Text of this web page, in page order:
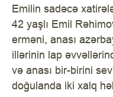
Emilin sadəcə
42 yaşlı Emil
erməni, anası
illərinin lap
və anası bir-birini
doğulanda iki xalq